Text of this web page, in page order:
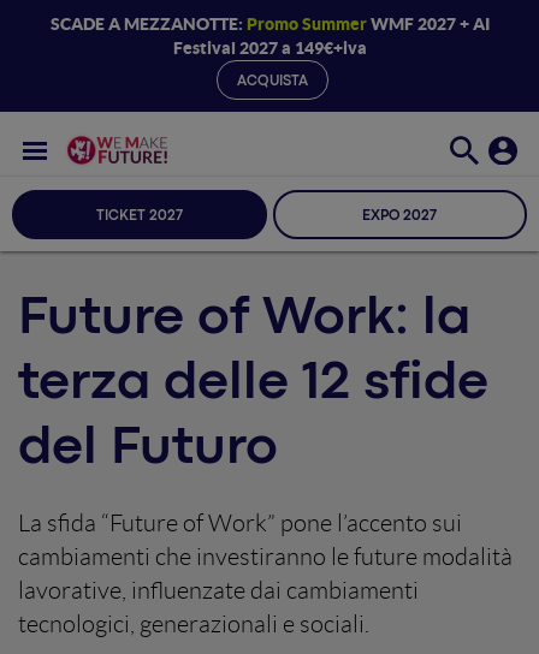
SCADE A MEZZANOTTE: Promo SummerWMF 2027 + AI
Festival 2027 a 149€+iva
ACQUISTA
TICKET 2027 EXPO 2027
Future of Work: la
terza delle 12 sfide
del Futuro
La sfida “Future of Work” pone l’accento sui
cambiamenti che investiranno le future modalità
lavorative, influenzate dai cambiamenti
tecnologici, generazionali e sociali.